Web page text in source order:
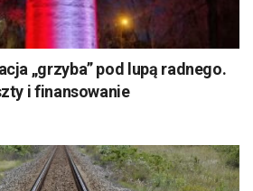
„grzyba” pod lupą radnego.
i finansowanie